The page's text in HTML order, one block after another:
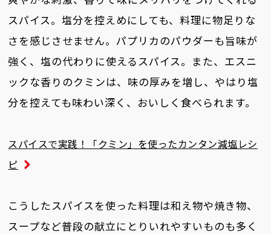
スパイス。塩分を控えめにしても、料理に物足りな
さを感じさせません。パプリカのパウダーも旨味が
強く、塩の代わりに使えるスパイス。また、エスニ
ックな香りのクミンは、味の厚みを増し、やはり塩
分を控えても味わい深く、おいしく食べられます。
スパイスで実践！「クミン」を使ったカンタン減塩レシ
ピ
こうしたスパイスを使った料理は和え物や焼き物、
スープなど普段の献立にとりいれやすいものも多く